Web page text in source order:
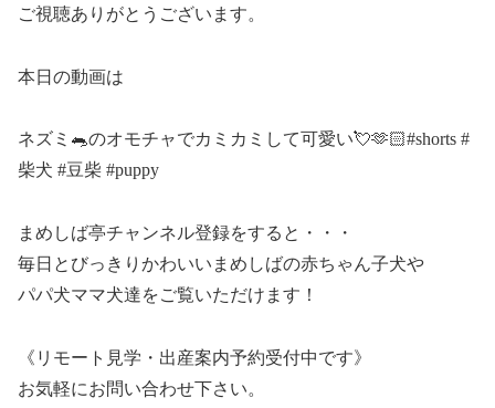
ご視聴ありがとうございます。
本日の動画は
ネズミ🐀のオモチャでカミカミして可愛い💘🫶🏻#shorts #
柴犬 #豆柴 #puppy
まめしば亭チャンネル登録をすると・・・
毎日とびっきりかわいいまめしばの赤ちゃん子犬や
パパ犬ママ犬達をご覧いただけます！
《リモート見学・出産案内予約受付中です》
お気軽にお問い合わせ下さい。